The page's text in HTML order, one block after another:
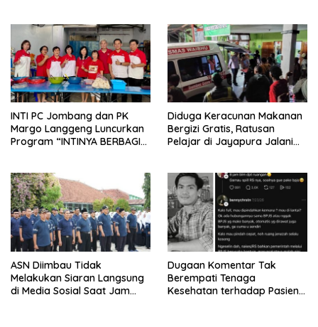
INTI PC Jombang dan PK
Margo Langgeng Luncurkan
Program “INTINYA BERBAGI”,
Diduga Keracunan Makanan
Bergizi Gratis, Ratusan
Pelajar di Jayapura Jalani
ASN Diimbau Tidak
Melakukan Siaran Langsung
di Media Sosial Saat Jam
Dugaan Komentar Tak
Berempati Tenaga
Kesehatan terhadap Pasien